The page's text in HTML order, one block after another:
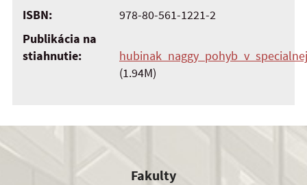
ISBN:
978-80-561-1221-2
Publikácia na
stiahnutie:
(1.94M)
Fakulty